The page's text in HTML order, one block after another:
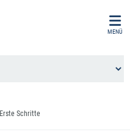
MENÜ
Erste Schritte